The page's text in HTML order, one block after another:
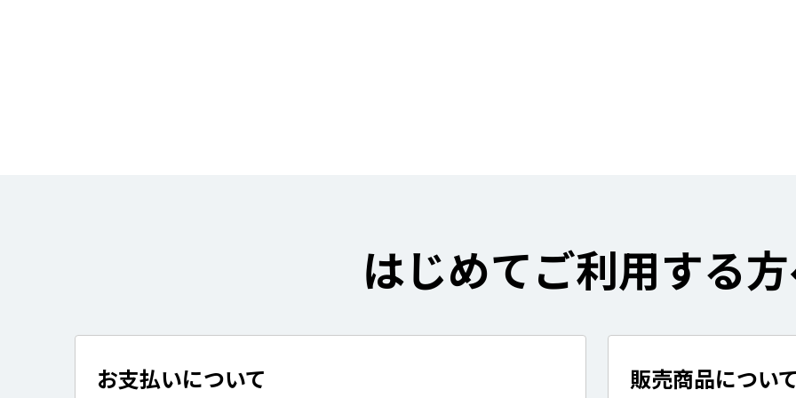
はじめてご利用する
お支払いについて 販売商品につい